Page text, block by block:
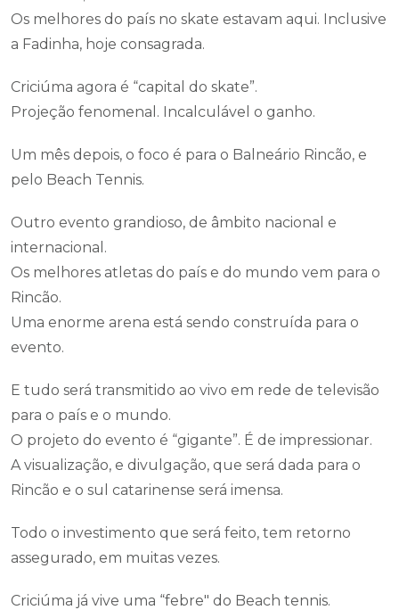
Os melhores do país no skate estavam aqui. Inclusive
a Fadinha, hoje consagrada.
Criciúma agora é “capital do skate”.
Projeção fenomenal. Incalculável o ganho.
Um mês depois, o foco é para o Balneário Rincão, e
pelo Beach Tennis.
Outro evento grandioso, de âmbito nacional e
internacional.
Os melhores atletas do país e do mundo vem para o
Rincão.
Uma enorme arena está sendo construída para o
evento.
E tudo será transmitido ao vivo em rede de televisão
para o país e o mundo.
O projeto do evento é “gigante”. É de impressionar.
A visualização, e divulgação, que será dada para o
Rincão e o sul catarinense será imensa.
Todo o investimento que será feito, tem retorno
assegurado, em muitas vezes.
Criciúma já vive uma “febre" do Beach tennis.